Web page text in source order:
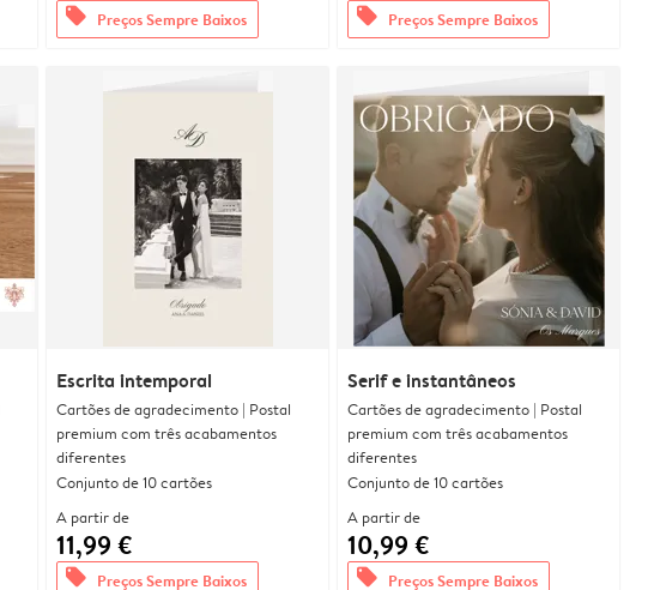
offers Preços Sempre Baixos offers Preços Sempre Baixos
Escrita intemporal
Cartões de agradecimento | Postal
premium com três acabamentos
diferentes
Conjunto de 10 cartões
A partir de
11,99 €
offers Preços Sempre Baixos
Serif e instantâneos
Cartões de agradecimento | Postal
premium com três acabamentos
diferentes
Conjunto de 10 cartões
A partir de
10,99 €
offers Preços Sempre Baixos